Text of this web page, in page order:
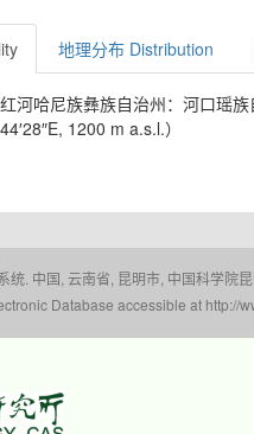
地理分布 Distribution
河哈尼族彝族自治州：河口瑶
1200 m a.s.l.）
统. 中国, 云南省, 昆明市, 中国科学院
Database accessible at http://